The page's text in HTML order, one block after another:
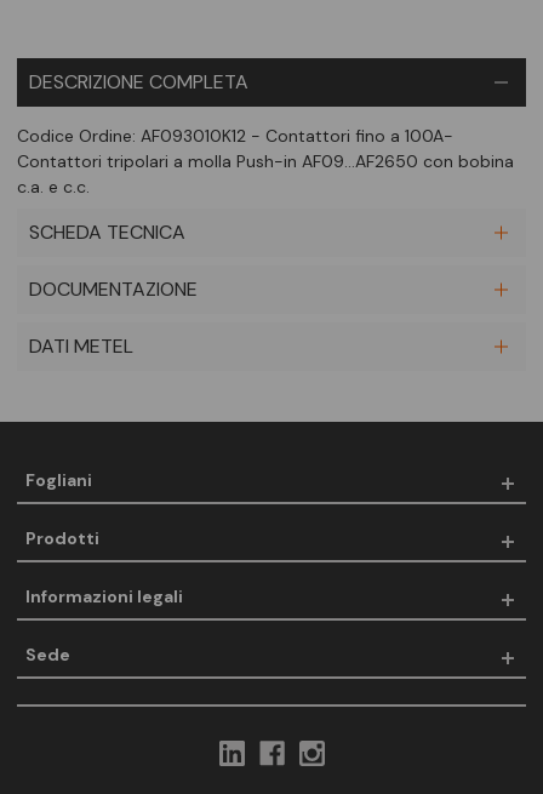
DESCRIZIONE COMPLETA
Codice Ordine: AF093010K12 - Contattori fino a 100A-
Contattori tripolari a molla Push-in AF09…AF2650 con bobina
c.a. e c.c.
SCHEDA TECNICA
DOCUMENTAZIONE
DATI METEL
Fogliani
Prodotti
Informazioni legali
Sede